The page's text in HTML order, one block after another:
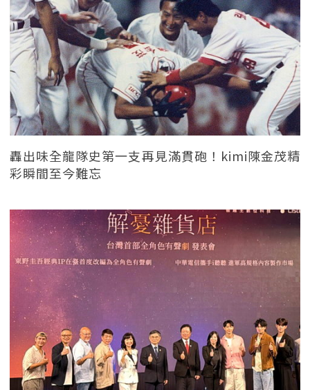
轟出味全龍隊史第一支再見滿貫砲！kimi陳金茂精
彩瞬間至今難忘